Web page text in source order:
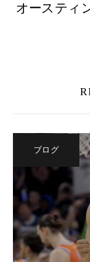
オースティ
ブログ